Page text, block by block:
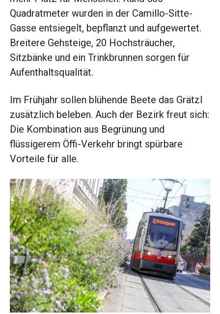
Quadratmeter wurden in der Camillo-Sitte-
Gasse entsiegelt, bepflanzt und aufgewertet.
Breitere Gehsteige, 20 Hochsträucher,
Sitzbänke und ein Trinkbrunnen sorgen für
Aufenthaltsqualität.
Im Frühjahr sollen blühende Beete das Grätzl
zusätzlich beleben. Auch der Bezirk freut sich:
Die Kombination aus Begrünung und
flüssigerem Öffi-Verkehr bringt spürbare
Vorteile für alle.